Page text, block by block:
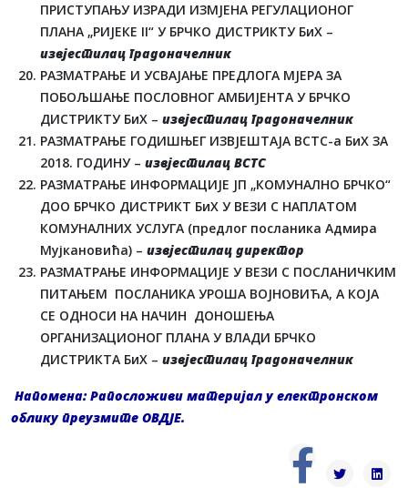
ПРИСТУПАЊУ ИЗРАДИ ИЗМЈЕНА РЕГУЛАЦИОНОГ
ПЛАНА „РИЈЕКЕ II“ У БРЧКО ДИСТРИКТУ БиХ –
извјестилац градоначелник
РАЗМАТРАЊЕ И УСВАЈАЊЕ ПРЕДЛОГА МЈЕРА ЗА
ПОБОЉШАЊЕ ПОСЛОВНОГ АМБИЈЕНТА У БРЧКО
ДИСТРИКТУ БиХ – извјестилац градоначелник
РАЗМАТРАЊЕ ГОДИШЊЕГ ИЗВЈЕШТАЈА ВСТС-а БиХ ЗА
2018. ГОДИНУ – извјестилац ВСТС
РАЗМАТРАЊЕ ИНФОРМАЦИЈЕ ЈП „КОМУНАЛНО БРЧКО“
ДОО БРЧКО ДИСТРИКТ БиХ У ВЕЗИ С НАПЛАТОМ
КОМУНАЛНИХ УСЛУГА (предлог посланика Адмира
Мујкановића) – извјестилац директор
РАЗМАТРАЊЕ ИНФОРМАЦИЈЕ У ВЕЗИ С ПОСЛАНИЧКИМ
ПИТАЊЕМ ПОСЛАНИКА УРОША ВОЈНОВИЋА, А КОЈА
СЕ ОДНОСИ НА НАЧИН ДОНОШЕЊА
ОРГАНИЗАЦИОНОГ ПЛАНА У ВЛАДИ БРЧКО
ДИСТРИКТА БиХ – извјестилац градоначелник
Напомена: Рапосложиви материјал у електронском
облику преузмите ОВДЈЕ.